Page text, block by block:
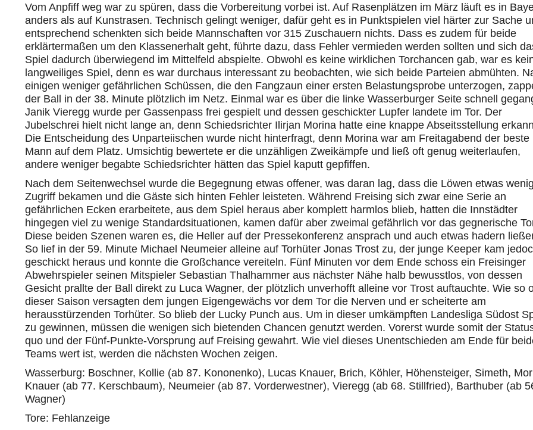
Vom Anpfiff weg war zu spüren, dass die Vorbereitung vorbei ist. Auf Rasenplätzen im März läuft es in
anders als auf Kunstrasen. Technisch gelingt weniger, dafür geht es in Punktspielen viel härter zur Sache
entsprechend schenkten sich beide Mannschaften vor 315 Zuschauern nichts. Dass es zudem für beide
erklärtermaßen um den Klassenerhalt geht, führte dazu, dass Fehler vermieden werden sollten und sich
Spiel dadurch überwiegend im Mittelfeld abspielte. Obwohl es keine wirklichen Torchancen gab, war es
langweiliges Spiel, denn es war durchaus interessant zu beobachten, wie sich beide Parteien abmühten.
einigen weniger gefährlichen Schüssen, die den Fangzaun einer ersten Belastungsprobe unterzogen,
der Ball in der 38. Minute plötzlich im Netz. Einmal war es über die linke Wasserburger Seite schnell
Janik Vieregg wurde per Gassenpass frei gespielt und dessen geschickter Lupfer landete im Tor. Der
Jubelschrei hielt nicht lange an, denn Schiedsrichter Ilirjan Morina hatte eine knappe Abseitsstellung
Die Entscheidung des Unparteiischen wurde nicht hinterfragt, denn Morina war am Freitagabend der beste
Mann auf dem Platz. Umsichtig bewertete er die unzähligen Zweikämpfe und ließ oft genug weiterlaufen,
andere weniger begabte Schiedsrichter hätten das Spiel kaputt gepfiffen.
Nach dem Seitenwechsel wurde die Begegnung etwas offener, was daran lag, dass die Löwen etwas
Zugriff bekamen und die Gäste sich hinten Fehler leisteten. Während Freising sich zwar eine Serie an
gefährlichen Ecken erarbeitete, aus dem Spiel heraus aber komplett harmlos blieb, hatten die Innstädter
hingegen viel zu wenige Standardsituationen, kamen dafür aber zweimal gefährlich vor das gegnerische
Diese beiden Szenen waren es, die Heller auf der Pressekonferenz ansprach und auch etwas hadern
So lief in der 59. Minute Michael Neumeier alleine auf Torhüter Jonas Trost zu, der junge Keeper kam
geschickt heraus und konnte die Großchance vereiteln. Fünf Minuten vor dem Ende schoss ein Freisinger
Abwehrspieler seinen Mitspieler Sebastian Thalhammer aus nächster Nähe halb bewusstlos, von dessen
Gesicht prallte der Ball direkt zu Luca Wagner, der plötzlich unverhofft alleine vor Trost auftauchte. Wie so
dieser Saison versagten dem jungen Eigengewächs vor dem Tor die Nerven und er scheiterte am
herausstürzenden Torhüter. So blieb der Lucky Punch aus. Um in dieser umkämpften Landesliga Südost
zu gewinnen, müssen die wenigen sich bietenden Chancen genutzt werden. Vorerst wurde somit der
quo und der Fünf-Punkte-Vorsprung auf Freising gewahrt. Wie viel dieses Unentschieden am Ende für
Teams wert ist, werden die nächsten Wochen zeigen.
Wasserburg: Boschner, Kollie (ab 87. Kononenko), Lucas Knauer, Brich, Köhler, Höhensteiger, Simeth,
Knauer (ab 77. Kerschbaum), Neumeier (ab 87. Vorderwestner), Vieregg (ab 68. Stillfried), Barthuber (ab
Wagner)
Tore: Fehlanzeige